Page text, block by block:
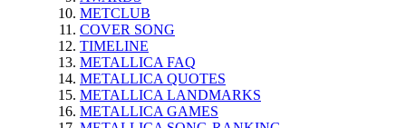
METCLUB
COVER SONG
TIMELINE
METALLICA FAQ
METALLICA QUOTES
METALLICA LANDMARKS
METALLICA GAMES